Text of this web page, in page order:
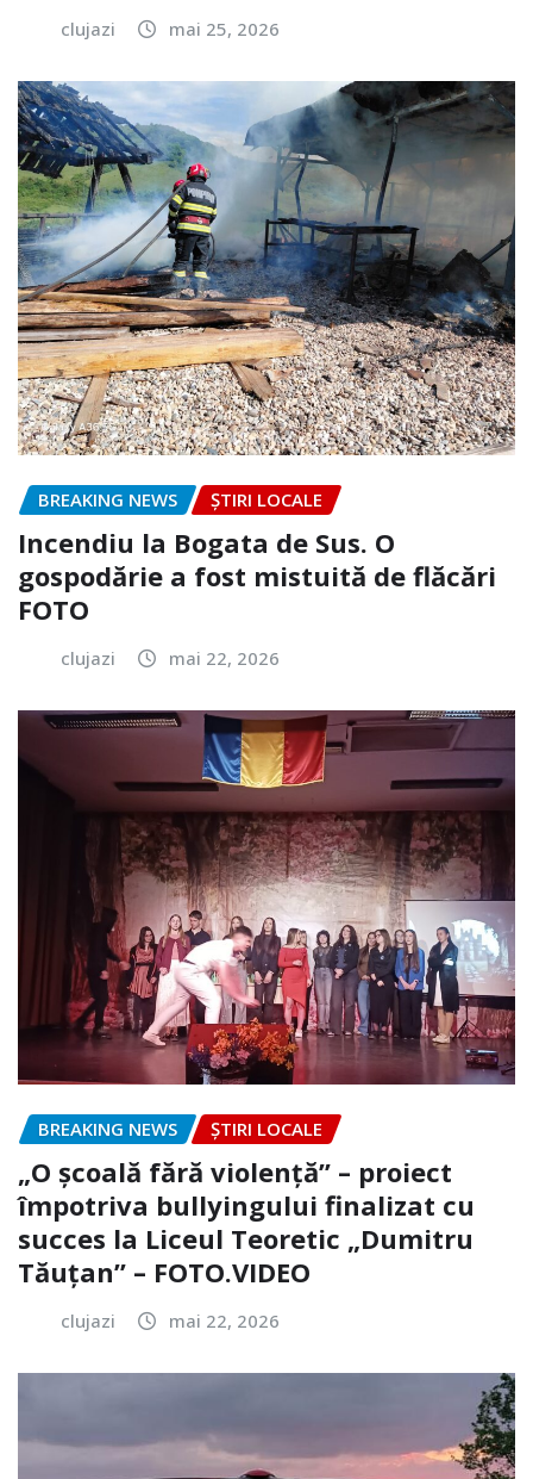
clujazi mai 25, 2026
BREAKING NEWS ȘTIRI LOCALE
Incendiu la Bogata de Sus. O
gospodărie a fost mistuită de flăcări
FOTO
clujazi mai 22, 2026
BREAKING NEWS ȘTIRI LOCALE
„O școală fără violență” – proiect
împotriva bullyingului finalizat cu
succes la Liceul Teoretic „Dumitru
Tăuțan” – FOTO.VIDEO
clujazi mai 22, 2026